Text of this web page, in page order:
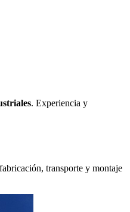
. Experiencia y
transporte y montaje